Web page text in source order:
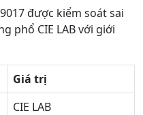
được kiểm soát sai
phổ CIE LAB với giới
Giá trị
CIE LAB